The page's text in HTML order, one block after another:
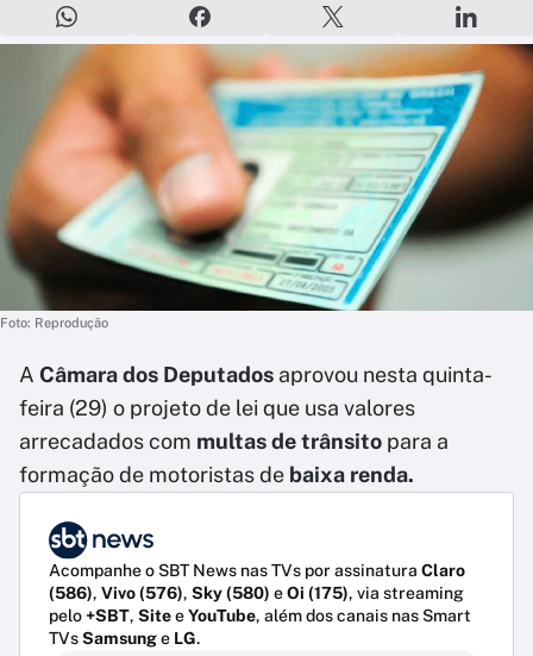
Foto: Reprodução
A Câmara dos Deputados aprovou nesta quinta-
feira (29) o projeto de lei que usa valores
arrecadados com multas de trânsito para a
formação de motoristas de baixa renda.
Acompanhe o SBT News nas TVs por assinatura Claro
(586), Vivo (576), Sky (580) eOi (175), via streaming
pelo+SBT, SiteeYouTube, além dos canais nas Smart
TVsSamsunge LG.